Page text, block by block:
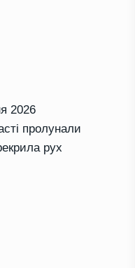
2026
пролунали
рух